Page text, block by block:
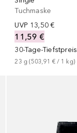
Tuchmaske
UVP 13,50 €
11,59 €
30-Tage-Tiefstpreis
23 g (503,91 € / 1 kg)